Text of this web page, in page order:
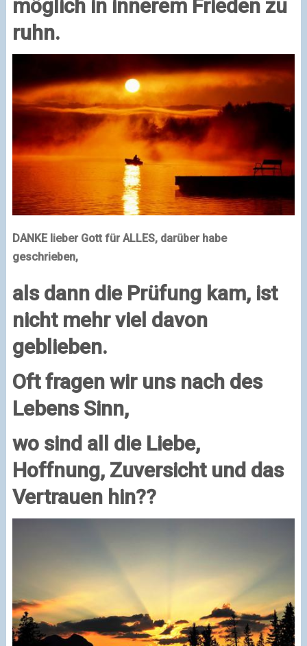
möglich in innerem Frieden zu
ruhn.
DANKE lieber Gott für ALLES, darüber habe
geschrieben,
als dann die Prüfung kam, ist
nicht mehr viel davon
geblieben.
Oft fragen wir uns nach des
Lebens Sinn,
wo sind all die Liebe,
Hoffnung, Zuversicht und das
Vertrauen hin??